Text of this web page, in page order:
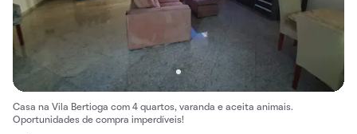
Casa na Vila Bertioga com 4 quartos, varanda e aceita animais.
Oportunidades de compra imperdíveis!